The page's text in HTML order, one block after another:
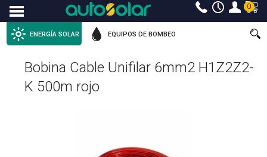
Menu 0
ENERGÍA SOLAR EQUIPOS DE BOMBEO
Bobina Cable Unifilar 6mm2 H1Z2Z2-
K 500m rojo